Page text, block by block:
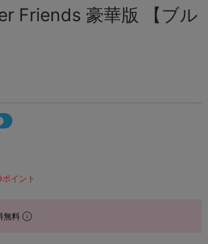
Friends 豪華版 【ブル
イント
無料